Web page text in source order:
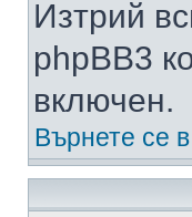
Изтрий
phpBB3
включен.
Върнете се